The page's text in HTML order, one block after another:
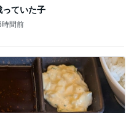
ハイライト
前
るスタンプラリー